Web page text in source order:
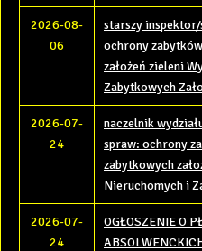
2026-08-
06
starszy
ochrony
założeń zieleni
Zabytkowych
2026-07-
24
naczelnik
spraw: ochrony
zabytkowych
Nieruchomych i
2026-07-
24
OGŁOSZENIE O